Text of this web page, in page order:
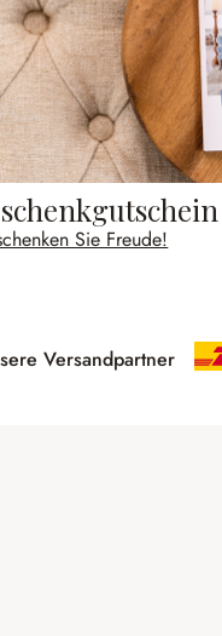
Sie Freude!
Versandpartner